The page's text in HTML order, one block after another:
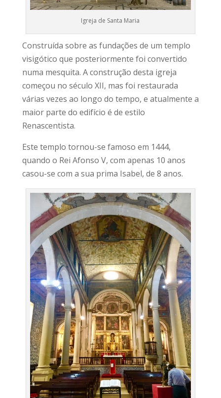
Igreja de Santa Maria
Construída sobre as fundações de um templo
visigótico que posteriormente foi convertido
numa mesquita. A construção desta igreja
começou no século XII, mas foi restaurada
várias vezes ao longo do tempo, e atualmente a
maior parte do edifício é de estilo
Renascentista.
Este templo tornou-se famoso em 1444,
quando o Rei Afonso V, com apenas 10 anos
casou-se com a sua prima Isabel, de 8 anos.